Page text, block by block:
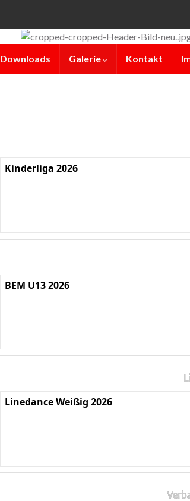
Downloads Galerie Kontakt
Kinderliga 2026
BEM U13 2026
Linedance Weißig 2026